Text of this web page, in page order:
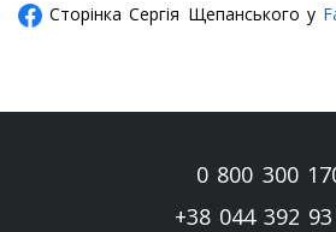
Сторінка Сергія Щепанського у
0 800 300
+38 044 392